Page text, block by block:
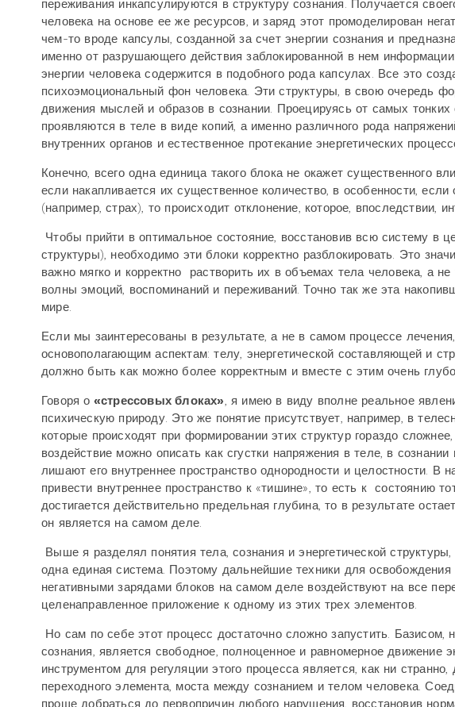
переживания инкапсулируются в структуру сознания. Получается
человека на основе ее же ресурсов, и заряд этот промоделирован
чем-то вроде капсулы, созданной за счет энергии сознания и
именно от разрушающего действия заблокированной в нем
энергии человека содержится в подобного рода капсулах. Все это
психоэмоциональный фон человека. Эти структуры, в свою очередь
движения мыслей и образов в сознании. Проецируясь от самых тонких
проявляются в теле в виде копий, а именно различного рода
внутренних органов и естественное протекание энергетических
Конечно, всего одна единица такого блока не окажет существенного
если накапливается их существенное количество, в особенности,
(например, страх), то происходит отклонение, которое, впоследствии,
Чтобы прийти в оптимальное состояние, восстановив всю систему в
структуры), необходимо эти блоки корректно разблокировать. Это
важно мягко и корректно растворить их в объемах тела человека, а
волны эмоций, воспоминаний и переживаний. Точно так же эта
мире.
Если мы заинтересованы в результате, а не в самом процессе
основополагающим аспектам: телу, энергетической составляющей и
должно быть как можно более корректным и вместе с этим очень
Говоря о «стрессовых блоках», я имею в виду вполне реальное
психическую природу. Это же понятие присутствует, например, в
которые происходят при формировании этих структур гораздо
воздействие можно описать как сгустки напряжения в теле, в
лишают его внутреннее пространство однородности и целостности. В
привести внутреннее пространство к «тишине», то есть к состоянию
достигается действительно предельная глубина, то в результате
он является на самом деле.
Выше я разделял понятия тела, сознания и энергетической
одна единая система. Поэтому дальнейшие техники для освобождения
негативными зарядами блоков на самом деле воздействуют на все
целенаправленное приложение к одному из этих трех элементов.
Но сам по себе этот процесс достаточно сложно запустить. Базисом,
сознания, является свободное, полноценное и равномерное движение
инструментом для регуляции этого процесса является, как ни
переходного элемента, моста между сознанием и телом человека.
проще добраться до первопричин любого нарушения, восстановив